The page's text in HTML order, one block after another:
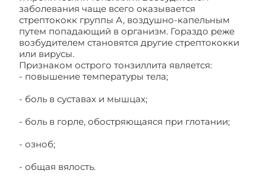
заболевания чаще всего оказывается
стрептококк группы А, воздушно-капельным
путем попадающий в организм. Гораздо реже
возбудителем становятся другие стрептококки
или вирусы.
Признаком острого тонзиллита является:
- повышение температуры тела;
- боль в суставах и мышцах;
- боль в горле, обостряющаяся при глотании;
- озноб;
- общая вялость.